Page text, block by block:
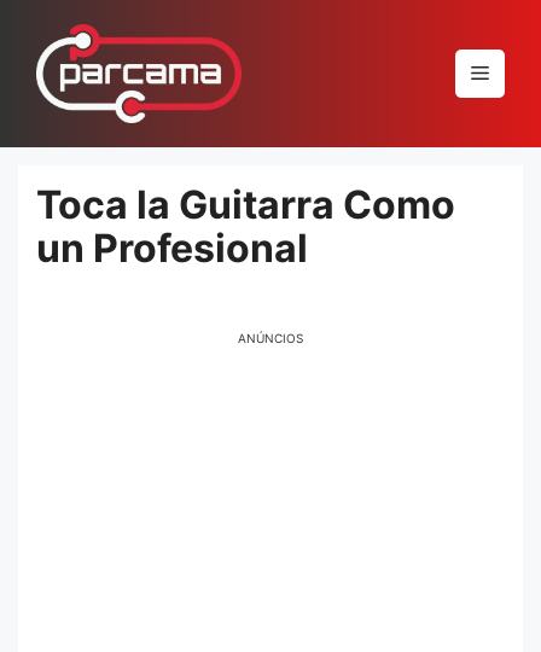
conteúdo
Menu
Toca la Guitarra Como
un Profesional
ANÚNCIOS